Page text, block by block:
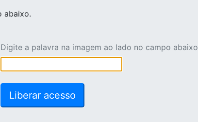
abaixo.
Digite a palavra na imagem ao lado no campo abaixo